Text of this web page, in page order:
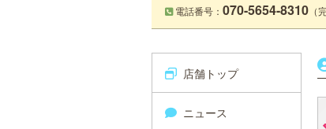
電話番号： 070-5654-8310 （
店舗トップ
ニュース